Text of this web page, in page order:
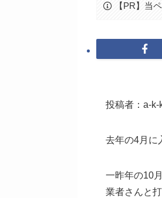
【PR】当
投稿者：a-k-
去年の4月に
一昨年の10
業者さんと